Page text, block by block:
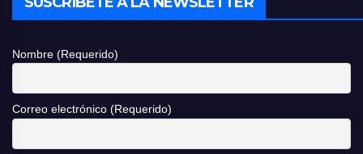
Nombre (Requerido)
Correo electrónico (Requerido)